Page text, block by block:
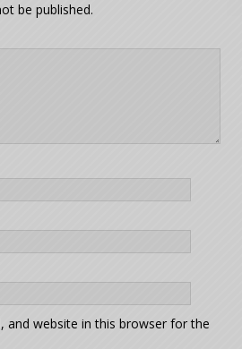
be published.
and website in this browser for the